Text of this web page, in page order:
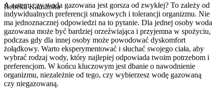
Rebeka Kamińska
A zatem, czy woda gazowana jest gorsza od zwykłej? To zależy od
indywidualnych preferencji smakowych i tolerancji organizmu. Nie
ma jednoznacznej odpowiedzi na to pytanie. Dla jednej osoby woda
gazowana może być bardziej orzeźwiająca i przyjemna w spożyciu,
podczas gdy dla innej osoby może powodować dyskomfort
żołądkowy. Warto eksperymentować i słuchać swojego ciała, aby
wybrać rodzaj wody, który najlepiej odpowiada twoim potrzebom i
preferencjom. W końcu kluczowym jest dbanie o nawodnienie
organizmu, niezależnie od tego, czy wybierzesz wodę gazowaną
czy niegazowaną.